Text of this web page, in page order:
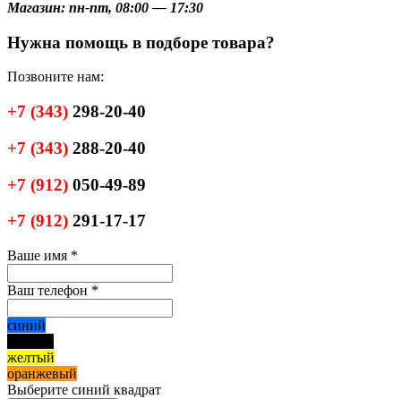
Магазин: пн-пт, 08:00 — 17:30
Нужна помощь в подборе товара?
Позвоните нам:
+7 (343) 298-20-40
+7 (343) 288-20-40
+7 (912) 050-49-89
+7 (912) 291-17-17
Ваше имя *
Ваш телефон *
синий
желтый
оранжевый
Выберите синий квадрат